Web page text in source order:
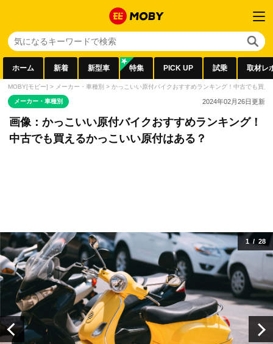
ホーム 新着 新型車 特集 PICK UP 試乗 取材レ
MOBY[モビー] > メーカー・車種別 > かっこいい原付バイクおすすめランキング！中古でも買え
メーカー・車種別 2024年02月26日更新
画像：かっこいい原付バイクおすすめランキング！
中古でも買えるかっこいい原付はある？
1/ 28